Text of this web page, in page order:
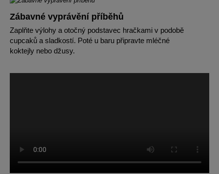
Zábavné vyprávění příběhů
Zaplňte výlohy a otočný podstavec hračkami v podobě
cupcaků a sladkostí. Poté u baru připravte mléčné
koktejly nebo džusy.